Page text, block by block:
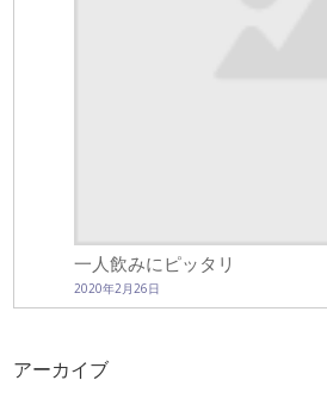
一人飲みにピッタリ
2020年2月26日
アーカイブ